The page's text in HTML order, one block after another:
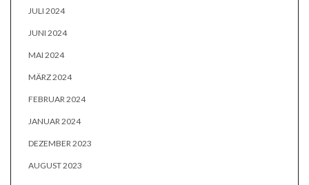
JULI 2024
JUNI 2024
MAI 2024
MÄRZ 2024
FEBRUAR 2024
JANUAR 2024
DEZEMBER 2023
AUGUST 2023